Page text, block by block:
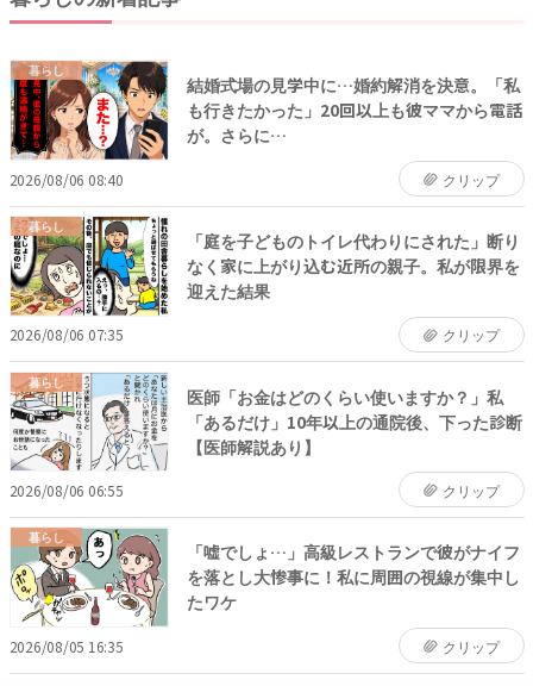
暮らし
結婚式場の見学中に…婚約解消を決意。「私
も行きたかった」20回以上も彼ママから電話
が。さらに…
2026/08/06 08:40 クリップ
暮らし
「庭を子どものトイレ代わりにされた」断り
なく家に上がり込む近所の親子。私が限界を
迎えた結果
2026/08/06 07:35 クリップ
暮らし
医師「お金はどのくらい使いますか？」私
「あるだけ」10年以上の通院後、下った診断
【医師解説あり】
2026/08/06 06:55 クリップ
暮らし
「嘘でしょ…」高級レストランで彼がナイフ
を落とし大惨事に！私に周囲の視線が集中し
たワケ
2026/08/05 16:35 クリップ